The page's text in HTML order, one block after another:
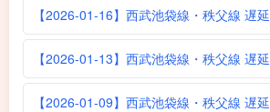
【2026-01-16】西武池袋線・秩父線 遅延
【2026-01-13】西武池袋線・秩父線 遅延
【2026-01-09】西武池袋線・秩父線 遅延